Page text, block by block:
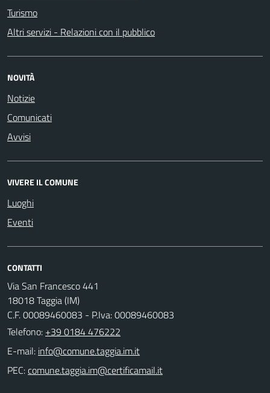
Turismo
Altri servizi - Relazioni con il pubblico
NOVITÀ
Notizie
Comunicati
Avvisi
VIVERE IL COMUNE
Luoghi
Eventi
CONTATTI
Via San Francesco 441
18018 Taggia (IM)
C.F. 00089460083 - P.Iva: 00089460083
Telefono: +39 0184 476222
E-mail:
PEC: